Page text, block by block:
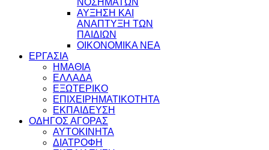
ΝΟΣΗΜΑΤΩΝ
ΑΥΞΗΣΗ ΚΑΙ
ΑΝΑΠΤΥΞΗ ΤΩΝ
ΠΑΙΔΙΩΝ
ΟΙΚΟΝΟΜΙΚΑ ΝΕΑ
ΕΡΓΑΣΙΑ
ΗΜΑΘΙΑ
ΕΛΛΑΔΑ
ΕΞΩΤΕΡΙΚΟ
ΕΠΙΧΕΙΡΗΜΑΤΙΚΟΤΗΤΑ
ΕΚΠΑΙΔΕΥΣΗ
ΟΔΗΓΟΣ ΑΓΟΡΑΣ
ΑΥΤΟΚΙΝΗΤΑ
ΔΙΑΤΡΟΦΗ